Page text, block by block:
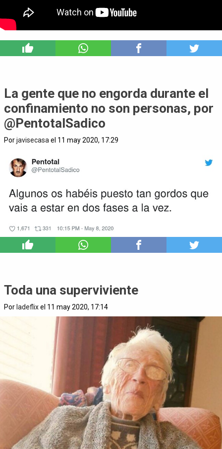
La gente que no engorda durante el
confinamiento no son personas, por
@PentotalSadico
Porjavisecasa el 11 may 2020, 17:29
Toda una superviviente
Por ladeflixel 11 may 2020, 17:14